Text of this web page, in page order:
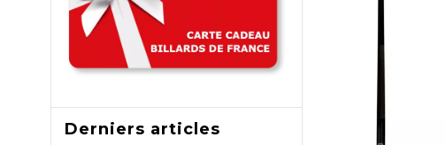
Derniers articles